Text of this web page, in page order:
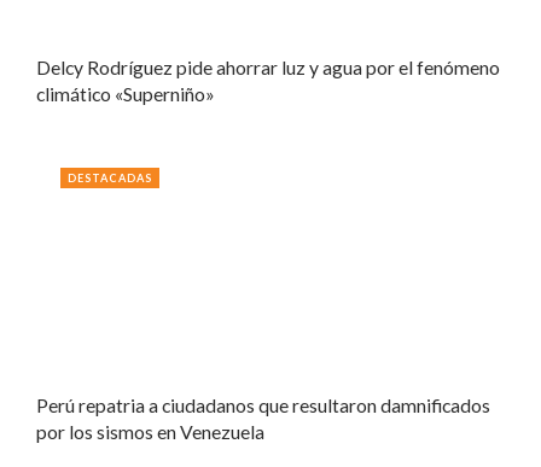
Delcy Rodríguez pide ahorrar luz y agua por el fenómeno
climático «Superniño»
Perú repatria a ciudadanos que resultaron damnificados
por los sismos en Venezuela
DESTACADAS